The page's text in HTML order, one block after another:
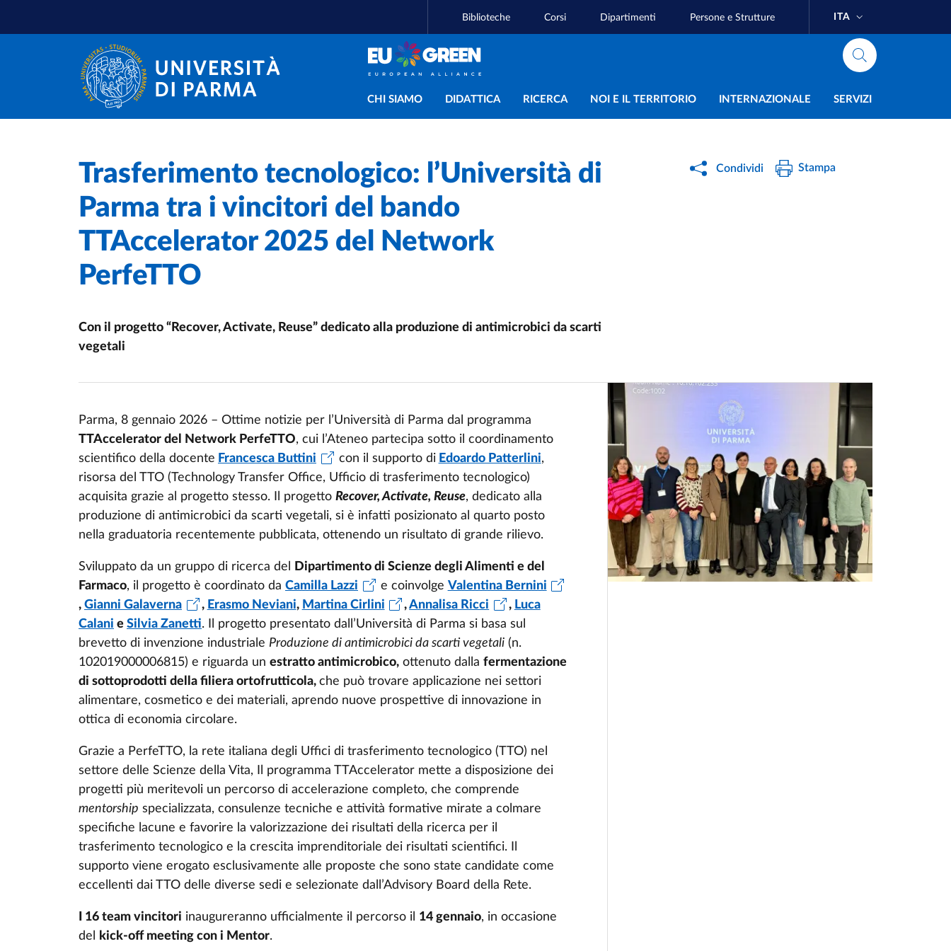
Biblioteche Corsi Dipartimenti Persone e Strutture ITA
Navigazione principale
CHI SIAMO DIDATTICA RICERCA NOI E IL TERRITORIO INTERNAZIONALE SERVIZI
Home
Cerca una notizia
/
Trasferimento tecnologico: l’Università di
Parma tra i vincitori del bando
TTAccelerator 2025 del Network
PerfeTTO
Con il progetto “Recover, Activate, Reuse” dedicato alla produzione di antimicrobici da scarti
vegetali
Condividi Stampa
Parma, 8 gennaio 2026 – Ottime notizie per l’Università di Parma dal programma
TTAccelerator del Network PerfeTTO, cui l’Ateneo partecipa sotto il coordinamento
scientifico della docente Francesca Buttini con il supporto di Edoardo Patterlini,
risorsa del TTO (Technology Transfer Office, Ufficio di trasferimento tecnologico)
acquisita grazie al progetto stesso. Il progetto Recover, Activate, Reuse, dedicato alla
produzione di antimicrobici da scarti vegetali, si è infatti posizionato al quarto posto
nella graduatoria recentemente pubblicata, ottenendo un risultato di grande rilievo.
Sviluppato da un gruppo di ricerca del
Dipartimento di Scienze degli Alimenti e del
Farmaco, il progetto è coordinato da Camilla Lazzi e coinvolge Valentina Bernini
, Gianni Galaverna , Erasmo Neviani, Martina Cirlini ,Annalisa Ricci , Luca
Calani e Silvia Zanetti. Il progetto presentato dall’Università di Parma si basa sul
brevetto di invenzione industriale Produzione di antimicrobici da scarti vegetali (n.
102019000006815) e riguarda un estratto antimicrobico, ottenuto dalla fermentazione
di sottoprodotti della filiera ortofrutticola, che può trovare applicazione nei settori
alimentare, cosmetico e dei materiali, aprendo nuove prospettive di innovazione in
ottica di economia circolare.
Grazie a PerfeTTO, la rete italiana degli Uffici di trasferimento tecnologico (TTO) nel
settore delle Scienze della Vita, Il programma TTAccelerator mette a disposizione dei
progetti più meritevoli un percorso di accelerazione completo, che comprende
mentorship specializzata, consulenze tecniche e attività formative mirate a colmare
specifiche lacune e favorire la valorizzazione dei risultati della ricerca per il
trasferimento tecnologico e la crescita imprenditoriale dei risultati scientifici. Il
supporto viene erogato esclusivamente alle proposte che sono state candidate come
eccellenti dai TTO delle diverse sedi e selezionate dall’Advisory Board della Rete.
I 16 team vincitori inaugureranno ufficialmente il percorso il 14 gennaio, in occasione
del
kick-off meeting con i Mentor.